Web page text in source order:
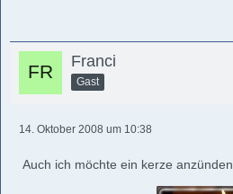
Franci
Gast
14. Oktober 2008 um 10:38
Auch ich möchte ein kerze anzünden